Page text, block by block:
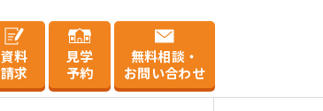
資料
請求
見学
予約
無料相談・
お問い合わせ